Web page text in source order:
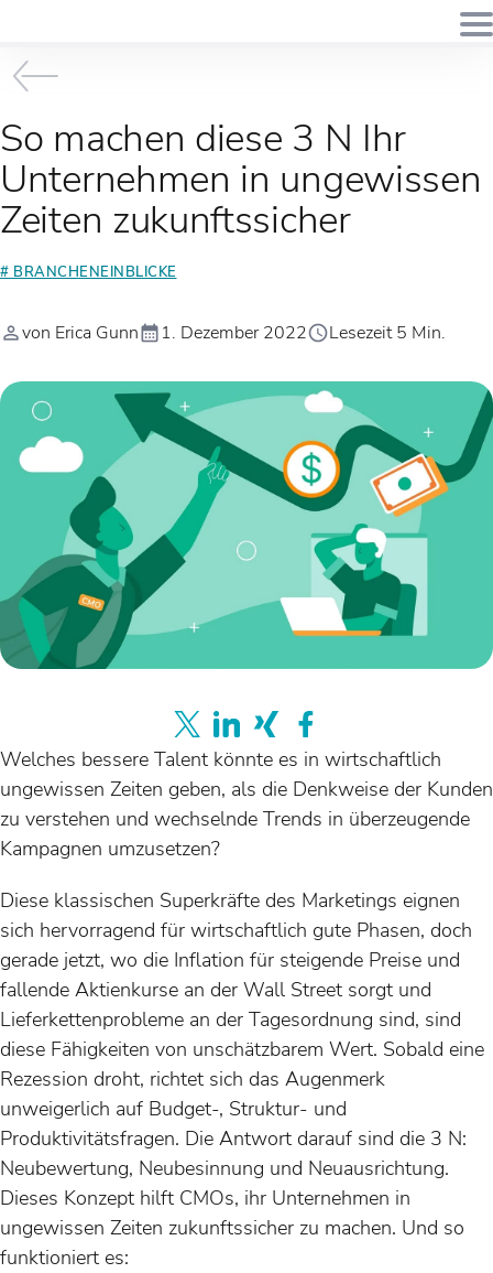
So machen diese 3 N Ihr
Unternehmen in ungewissen
Zeiten zukunftssicher
# BRANCHENEINBLICKE
von Erica Gunn 1. Dezember 2022 Lesezeit 5 Min.
Welches bessere Talent könnte es in wirtschaftlich
ungewissen Zeiten geben, als die Denkweise der Kunden
zu verstehen und wechselnde Trends in überzeugende
Kampagnen umzusetzen?
Diese klassischen Superkräfte des Marketings eignen
sich hervorragend für wirtschaftlich gute Phasen, doch
gerade jetzt, wo die Inflation für steigende Preise und
fallende Aktienkurse an der Wall Street sorgt und
Lieferkettenprobleme an der Tagesordnung sind, sind
diese Fähigkeiten von unschätzbarem Wert. Sobald eine
Rezession droht, richtet sich das Augenmerk
unweigerlich auf Budget-, Struktur- und
Produktivitätsfragen. Die Antwort darauf sind die 3 N:
Neubewertung, Neubesinnung und Neuausrichtung.
Dieses Konzept hilft CMOs, ihr Unternehmen in
ungewissen Zeiten zukunftssicher zu machen. Und so
funktioniert es: